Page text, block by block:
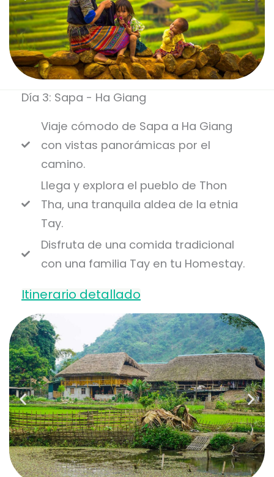
Día 3: Sapa - Ha Giang
Viaje cómodo de Sapa a Ha Giang
con vistas panorámicas por el
camino.
Llega y explora el pueblo de Thon
Tha, una tranquila aldea de la etnia
Tay.
Disfruta de una comida tradicional
con una familia Tay en tu Homestay.
Itinerario detallado